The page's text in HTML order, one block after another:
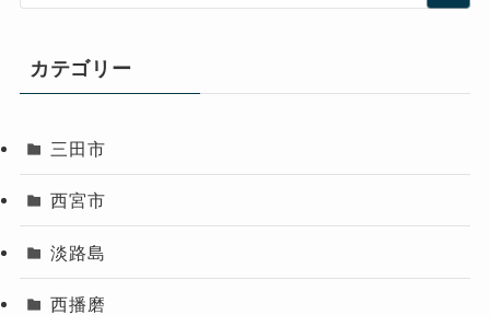
カテゴリー
三田市
西宮市
淡路島
西播磨